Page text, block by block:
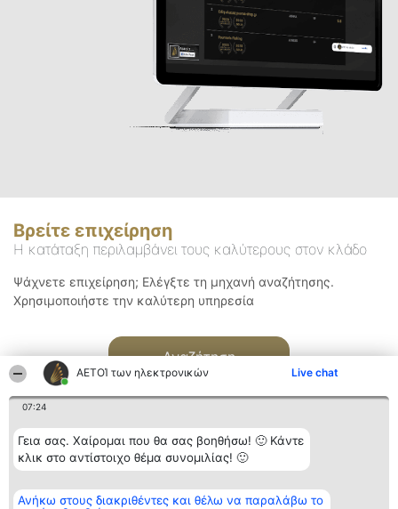
ΑΕΤΟΊ των ηλεκτρονικών Live chat
07:24
Γεια σας. Χαίρομαι που θα σας βοηθήσω! 🙂 Κάντε
κλικ στο αντίστοιχο θέμα συνομιλίας! 🙂
Ανήκω στους διακριθέντες και θέλω να παραλάβω το
Βρείτε επιχείρηση
Η κατάταξη περιλαμβάνει τους καλύτερους στον κλάδο
Ψάχνετε επιχείρηση; Ελέγξτε τη μηχανή αναζήτησης.
Χρησιμοποιήστε την καλύτερη υπηρεσία
Αναζήτηση
Διοργανωτής της
κατάταξης
Κατάταξη
Διακριθέντες
Επικοινωνία
Επικοινωνία